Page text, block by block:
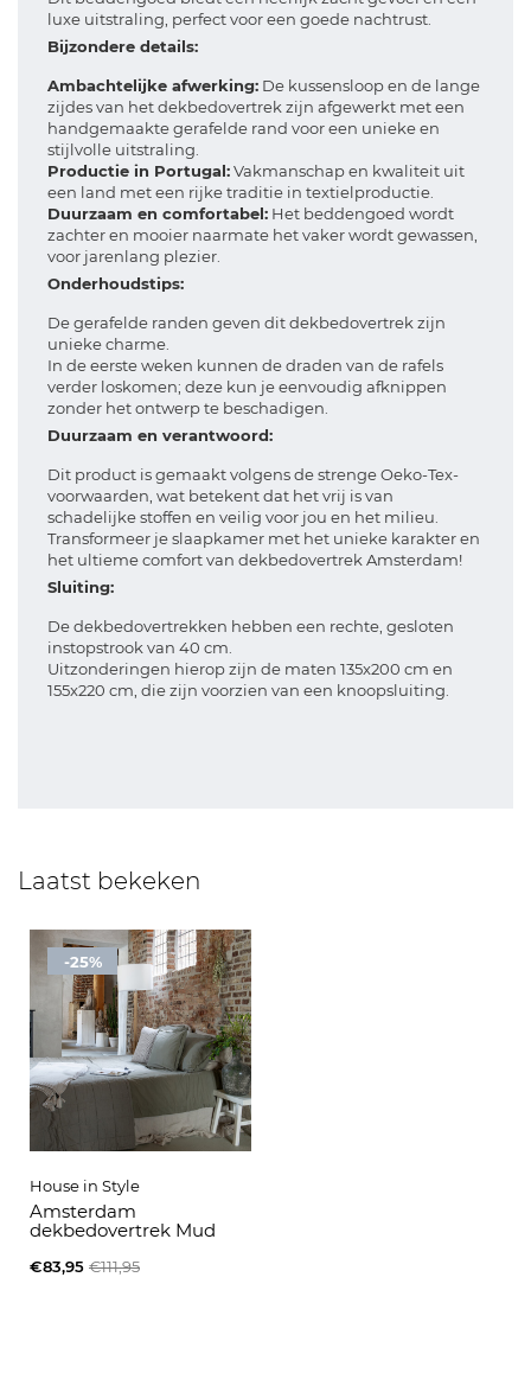
luxe uitstraling, perfect voor een goede nachtrust.
Bijzondere details:
Ambachtelijke afwerking: De kussensloop en de lange
zijdes van het dekbedovertrek zijn afgewerkt met een
handgemaakte gerafelde rand voor een unieke en
stijlvolle uitstraling.
Productie in Portugal:Vakmanschap en kwaliteit uit
een land met een rijke traditie in textielproductie.
Duurzaam en comfortabel: Het beddengoed wordt
zachter en mooier naarmate het vaker wordt gewassen,
voor jarenlang plezier.
Onderhoudstips:
De gerafelde randen geven dit dekbedovertrek zijn
unieke charme.
In de eerste weken kunnen de draden van de rafels
verder loskomen; deze kun je eenvoudig afknippen
zonder het ontwerp te beschadigen.
Duurzaam en verantwoord:
Dit product is gemaakt volgens de strenge Oeko-Tex-
voorwaarden, wat betekent dat het vrij is van
schadelijke stoffen en veilig voor jou en het milieu.
Transformeer je slaapkamer met het unieke karakter en
het ultieme comfort van dekbedovertrek Amsterdam!
Sluiting:
De dekbedovertrekken hebben een rechte, gesloten
instopstrook van 40 cm.
Uitzonderingen hierop zijn de maten 135x200 cm en
155x220 cm, die zijn voorzien van een knoopsluiting.
Laatst bekeken
-25%
House in Style
Amsterdam
dekbedovertrek Mud
€83,95 €111,95